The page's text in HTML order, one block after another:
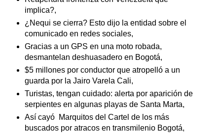
implica?,
¿Nequi se cierra? Esto dijo la entidad sobre el
comunicado en redes sociales,
Gracias a un GPS en una moto robada,
desmantelan deshuasadero en Bogotá,
$5 millones por conductor que atropelló a un
guarda por la Jairo Varela Cali,
Turistas, tengan cuidado: alerta por aparición de
serpientes en algunas playas de Santa Marta,
Así cayó Marquitos del Cartel de los más
buscados por atracos en transmilenio Bogotá,